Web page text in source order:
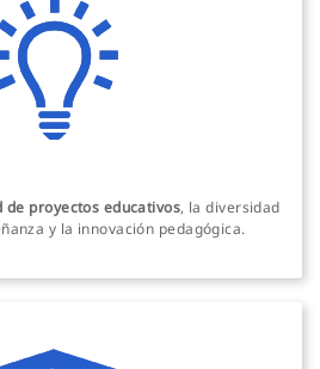
proyectos educativos, la diversidad
y la innovación pedagógica.